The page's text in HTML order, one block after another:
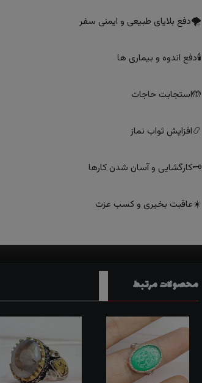
🌪دفع بلایای طبیعی و ایمنی سفر
🕯دفع اندوه و بیماری‌ ها
🤲استجابت حاجات
📿افزایش ثواب نماز
🗝کارگشایی و آسان‌ شدن کارها
☀️عاقبت بخیری و کسب عزت
محصولات مرتبط